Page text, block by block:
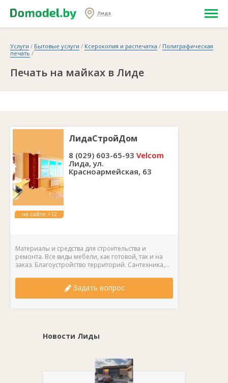
Лида
Услуги / Бытовые услуги / Ксерокопия и распечатка / Полиграфическая
печать /
Печать на майках в Лиде
на сайте >12
ЛидаСтройДом
8 (029) 603-65-93 Velcom
Лида, ул.
Красноармейская, 63
Материалы и средства для строительства и
ремонта. Все виды мебели, как готовой, так и на
заказ. Благоустройство территорий. Сантехника,...
Задать вопрос
Новости Лиды